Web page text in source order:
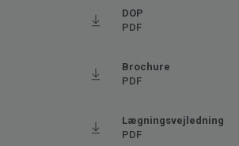
DOP
PDF
Brochure
PDF
Lægningsvejledning
PDF